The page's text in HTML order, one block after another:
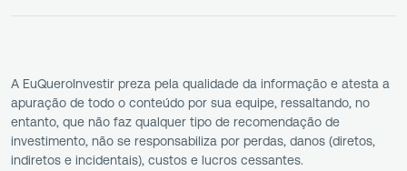
A EuQueroInvestir preza pela qualidade da informação e atesta a
apuração de todo o conteúdo por sua equipe, ressaltando, no
entanto, que não faz qualquer tipo de recomendação de
investimento, não se responsabiliza por perdas, danos (diretos,
indiretos e incidentais), custos e lucros cessantes.